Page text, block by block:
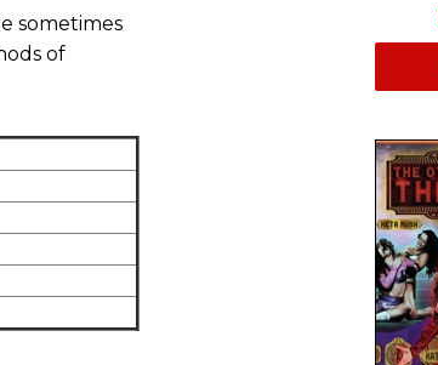
sometimes
of